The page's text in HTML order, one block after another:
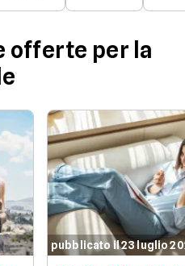
offerte per la
pubblicato il 23 luglio